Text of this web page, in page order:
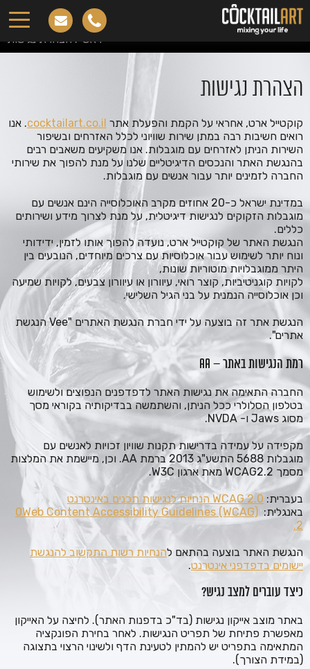
הצהרת נגישות
ראשי.הצהרת נגישות
הצהרת נגישות
קוקטייל ארט, אחראי על הקמת והפעלת אתר cocktailart.co.il. אנו
רואים חשיבות רבה במתן שירות שוויוני לכלל האזרחים ובשיפור
השירות הניתן לאזרחים עם מוגבלות. אנו משקיעים משאבים רבים
בהנגשת האתר והנכסים הדיגיטליים שלנו על מנת להפוך את שירותי
החברה לזמינים יותר עבור אנשים עם מוגבלות.
במדינת ישראל כ-20 אחוזים מקרב האוכלוסייה הינם אנשים עם
מוגבלות הזקוקים לנגישות דיגיטלית, על מנת לצרוך מידע ושירותים
כללים.
הנגשת האתר של קוקטייל ארט, נועדה להפוך אותו לזמין, ידידותי
ונוח יותר לשימוש עבור אוכלוסיות עם צרכים מיוחדים, הנובעים בין
היתר ממוגבלויות מוטוריות שונות,
לקויות קוגניטיביות, קוצר רואי, עיוורון או עיוורון צבעים, לקויות שמיעה
וכן אוכלוסייה הנמנית על בני הגיל השלישי.
הנגשת אתר זה בוצעה על ידי חברת הנגשת האתרים "Vee הנגשת
אתרים".
רמת הנגישות באתר – AA
החברה התאימה את נגישות האתר לדפדפנים הנפוצים ולשימוש
בטלפון הסלולרי ככל הניתן, והשתמשה בבדיקותיה בקוראי מסך
מסוג Jaws ו- NVDA.
מקפידה על עמידה בדרישות תקנות שוויון זכויות לאנשים עם
מוגבלות 5688 התשע"ג 2013 ברמת AA. וכן, מיישמת את המלצות
מסמך WCAG2.2 מאת ארגון W3C.
בעברית: WCAG 2.0 הנחיות לנגישות תכנים באינטרנט
באנגלית:
0Web Content Accessibility Guidelines (WCAG)
2.
הנגשת האתר בוצעה בהתאם להנחיות רשות התקשוב להנגשת
יישומים בדפדפני אינטרנט.
כיצד עוברים למצב נגיש?
באתר מוצב אייקון נגישות (בד"כ בדפנות האתר). לחיצה על האייקון
מאפשרת פתיחת של תפריט הנגישות. לאחר בחירת הפונקציה
המתאימה בתפריט יש להמתין לטעינת הדף ולשינוי הרצוי בתצוגה
(במידת הצורך).